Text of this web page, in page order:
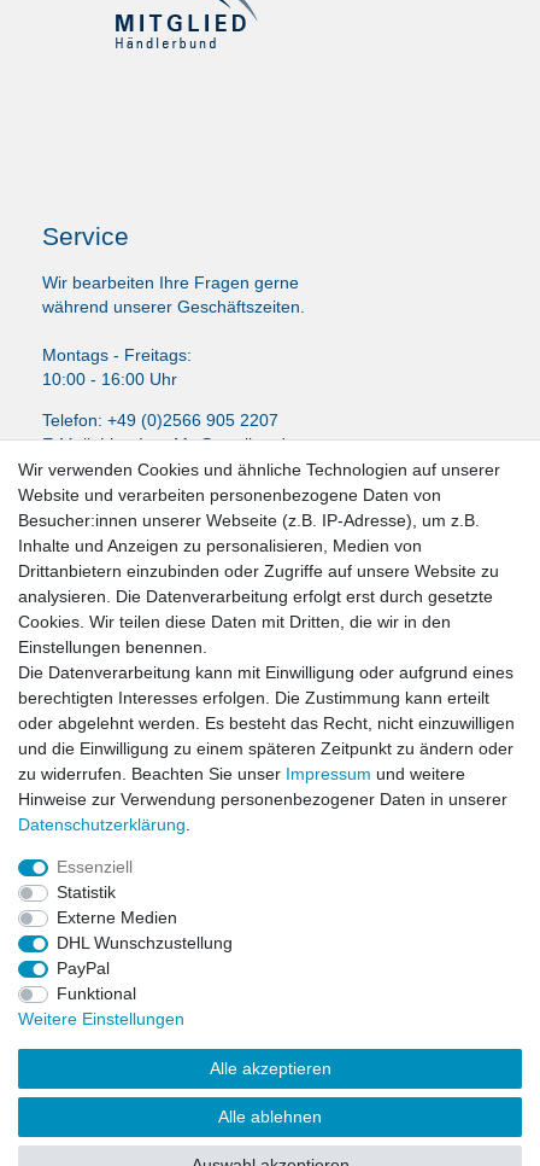
Service
Wir bearbeiten Ihre Fragen gerne
während unserer Geschäftszeiten.
Montags - Freitags:
10:00 - 16:00 Uhr
Telefon: +49 (0)2566 905 2207
E-Mail:LissyInterMo@t-online.de
News-Letter abonieren
VORNAME NACHNAME
E-MAIL **
Newsletter
Honig
Hiermit bestätige ich, dass ich dieDaten­schutz­erklärunggelesen habe. Meine
Einwilligung kann ich jederzeit widerrufen.**
Abonnieren
Impressum
Widerrufs­recht
Wir verwenden Cookies und ähnliche Technologien auf unserer
Website und verarbeiten personenbezogene Daten von
Besucher:innen unserer Webseite (z.B. IP-Adresse), um z.B.
Inhalte und Anzeigen zu personalisieren, Medien von
Drittanbietern einzubinden oder Zugriffe auf unsere Website zu
analysieren. Die Datenverarbeitung erfolgt erst durch gesetzte
Cookies. Wir teilen diese Daten mit Dritten, die wir in den
Einstellungen benennen.
Die Datenverarbeitung kann mit Einwilligung oder aufgrund eines
berechtigten Interesses erfolgen. Die Zustimmung kann erteilt
oder abgelehnt werden. Es besteht das Recht, nicht einzuwilligen
und die Einwilligung zu einem späteren Zeitpunkt zu ändern oder
zu widerrufen. Beachten Sie unser Impressum und weitere
Hinweise zur Verwendung personenbezogener Daten in unserer
Daten­schutz­erklärung
Essenziell
Statistik
Externe Medien
DHL Wunschzustellung
PayPal
Funktional
Weitere Einstellungen
Alle akzeptieren
Alle ablehnen
LissyInterMo Modellautos Modellbausätze Vitrinen Modellautos
bekannter Hersteller Autoart Minichamps 1:43 1:18 1:12
Sonderangebote Top-Angebote Neu OVP Modelcars